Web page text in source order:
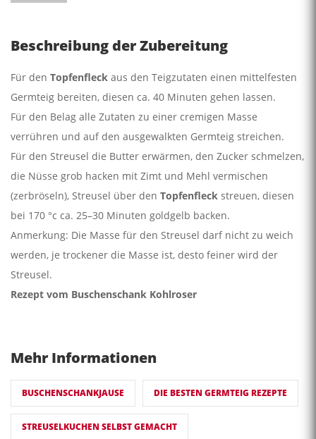
Beschreibung der Zubereitung
Für den Topfenfleck aus den Teigzutaten einen mittelfesten
Germteig bereiten, diesen ca. 40 Minuten gehen lassen.
Für den Belag alle Zutaten zu einer cremigen Masse
verrühren und auf den ausgewalkten Germteig streichen.
Für den Streusel die Butter erwärmen, den Zucker schmelzen,
die Nüsse grob hacken mit Zimt und Mehl vermischen
(zerbröseln), Streusel über den Topfenfleck streuen, diesen
bei 170 °c ca. 25–30 Minuten goldgelb backen.
Anmerkung: Die Masse für den Streusel darf nicht zu weich
werden, je trockener die Masse ist, desto feiner wird der
Streusel.
Rezept vom Buschenschank Kohlroser
Mehr Informationen
BUSCHENSCHANKJAUSE DIE BESTEN GERMTEIG REZEPTE
STREUSELKUCHEN SELBST GEMACHT